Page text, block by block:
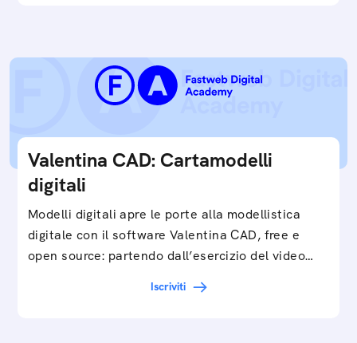
Valentina CAD: Cartamodelli
digitali
Modelli digitali apre le porte alla modellistica
digitale con il software Valentina CAD, free e
open source: partendo dall’esercizio del video…
Iscriviti